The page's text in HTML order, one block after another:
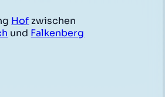
Hof zwischen
und Falkenberg